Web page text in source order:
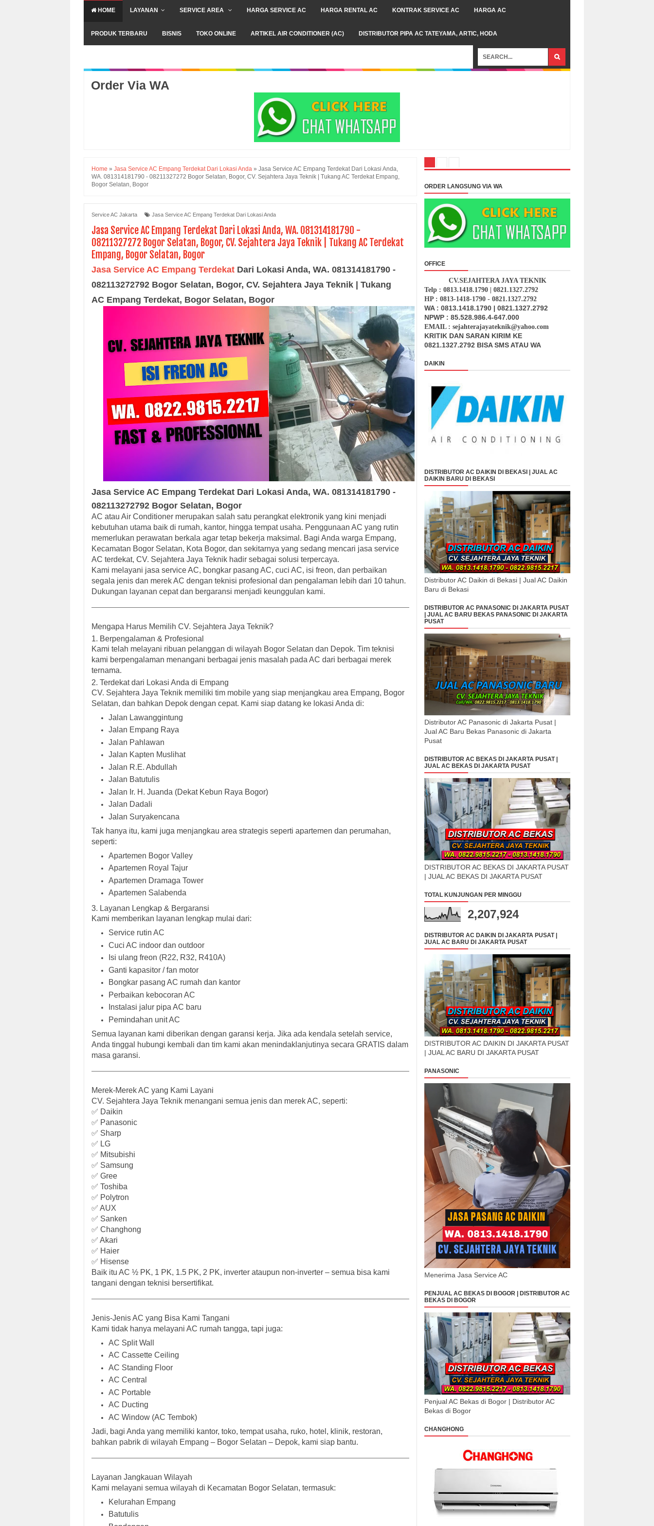
HOME LAYANAN SERVICE AREA HARGA SERVICE AC HARGA RENTAL AC KONTRAK SERVICE AC HARGA AC
PRODUK TERBARU BISNIS TOKO ONLINE ARTIKEL AIR CONDITIONER (AC) DISTRIBUTOR PIPA AC TATEYAMA, ARTIC, HODA
Order Via WA
Home » Jasa Service AC Empang Terdekat Dari Lokasi Anda » Jasa Service AC Empang Terdekat Dari Lokasi Anda,
WA. 081314181790 - 08211327272 Bogor Selatan, Bogor, CV. Sejahtera Jaya Teknik | Tukang AC Terdekat Empang,
Bogor Selatan, Bogor
Service AC Jakarta Jasa Service AC Empang Terdekat Dari Lokasi Anda
Jasa Service AC Empang Terdekat Dari Lokasi Anda, WA. 081314181790 -
08211327272 Bogor Selatan, Bogor, CV. Sejahtera Jaya Teknik | Tukang AC Terdekat
Empang, Bogor Selatan, Bogor
Jasa Service AC Empang Terdekat Dari Lokasi Anda, WA. 081314181790 -
082113272792 Bogor Selatan, Bogor, CV. Sejahtera Jaya Teknik | Tukang
AC Empang Terdekat, Bogor Selatan, Bogor
Jasa Service AC Empang Terdekat Dari Lokasi Anda, WA. 081314181790 -
082113272792 Bogor Selatan, Bogor
AC atau Air Conditioner merupakan salah satu perangkat elektronik yang kini menjadi
kebutuhan utama baik di rumah, kantor, hingga tempat usaha. Penggunaan AC yang rutin
memerlukan perawatan berkala agar tetap bekerja maksimal. Bagi Anda warga Empang,
Kecamatan Bogor Selatan, Kota Bogor, dan sekitarnya yang sedang mencari jasa service
AC terdekat, CV. Sejahtera Jaya Teknik hadir sebagai solusi terpercaya.
Kami melayani jasa service AC, bongkar pasang AC, cuci AC, isi freon, dan perbaikan
segala jenis dan merek AC dengan teknisi profesional dan pengalaman lebih dari 10 tahun.
Dukungan layanan cepat dan bergaransi menjadi keunggulan kami.
Mengapa Harus Memilih CV. Sejahtera Jaya Teknik?
1. Berpengalaman & Profesional
Kami telah melayani ribuan pelanggan di wilayah Bogor Selatan dan Depok. Tim teknisi
kami berpengalaman menangani berbagai jenis masalah pada AC dari berbagai merek
ternama.
2. Terdekat dari Lokasi Anda di Empang
CV. Sejahtera Jaya Teknik memiliki tim mobile yang siap menjangkau area Empang, Bogor
Selatan, dan bahkan Depok dengan cepat. Kami siap datang ke lokasi Anda di:
Jalan Lawanggintung
Jalan Empang Raya
Jalan Pahlawan
Jalan Kapten Muslihat
Jalan R.E. Abdullah
Jalan Batutulis
Jalan Ir. H. Juanda (Dekat Kebun Raya Bogor)
Jalan Dadali
Jalan Suryakencana
Tak hanya itu, kami juga menjangkau area strategis seperti apartemen dan perumahan,
seperti:
Apartemen Bogor Valley
Apartemen Royal Tajur
Apartemen Dramaga Tower
Apartemen Salabenda
3. Layanan Lengkap & Bergaransi
Kami memberikan layanan lengkap mulai dari:
Service rutin AC
Cuci AC indoor dan outdoor
Isi ulang freon (R22, R32, R410A)
Ganti kapasitor / fan motor
Bongkar pasang AC rumah dan kantor
Perbaikan kebocoran AC
Instalasi jalur pipa AC baru
Pemindahan unit AC
Semua layanan kami diberikan dengan garansi kerja. Jika ada kendala setelah service,
Anda tinggal hubungi kembali dan tim kami akan menindaklanjutinya secara GRATIS dalam
masa garansi.
Merek-Merek AC yang Kami Layani
CV. Sejahtera Jaya Teknik menangani semua jenis dan merek AC, seperti:
✅ Daikin
✅ Panasonic
✅ Sharp
✅ LG
✅ Mitsubishi
✅ Samsung
✅ Gree
✅ Toshiba
✅ Polytron
✅ AUX
✅ Sanken
✅ Changhong
✅ Akari
✅ Haier
✅ Hisense
Baik itu AC ½ PK, 1 PK, 1.5 PK, 2 PK, inverter ataupun non-inverter – semua bisa kami
tangani dengan teknisi bersertifikat.
Jenis-Jenis AC yang Bisa Kami Tangani
Kami tidak hanya melayani AC rumah tangga, tapi juga:
AC Split Wall
AC Cassette Ceiling
AC Standing Floor
AC Central
AC Portable
AC Ducting
AC Window (AC Tembok)
Jadi, bagi Anda yang memiliki kantor, toko, tempat usaha, ruko, hotel, klinik, restoran,
bahkan pabrik di wilayah Empang – Bogor Selatan – Depok, kami siap bantu.
Layanan Jangkauan Wilayah
Kami melayani semua wilayah di Kecamatan Bogor Selatan, termasuk:
Kelurahan Empang
Batutulis
ORDER LANGSUNG VIA WA
OFFICE
CV.SEJAHTERA JAYA TEKNIK
Telp : 0813.1418.1790 | 0821.1327.2792
HP : 0813-1418-1790 - 0821.1327.2792
WA : 0813.1418.1790 | 0821.1327.2792
NPWP : 85.528.986.4-647.000
EMAIL : sejahterajayateknik@yahoo.com
KRITIK DAN SARAN KIRIM KE
0821.1327.2792 BISA SMS ATAU WA
DAIKIN
DISTRIBUTOR AC DAIKIN DI BEKASI | JUAL AC
DAIKIN BARU DI BEKASI
Distributor AC Daikin di Bekasi | Jual AC Daikin
Baru di Bekasi
DISTRIBUTOR AC PANASONIC DI JAKARTA PUSAT
| JUAL AC BARU BEKAS PANASONIC DI JAKARTA
PUSAT
Distributor AC Panasonic di Jakarta Pusat |
Jual AC Baru Bekas Panasonic di Jakarta
Pusat
DISTRIBUTOR AC BEKAS DI JAKARTA PUSAT |
JUAL AC BEKAS DI JAKARTA PUSAT
DISTRIBUTOR AC BEKAS DI JAKARTA PUSAT
| JUAL AC BEKAS DI JAKARTA PUSAT
TOTAL KUNJUNGAN PER MINGGU
2,207,924
DISTRIBUTOR AC DAIKIN DI JAKARTA PUSAT |
JUAL AC BARU DI JAKARTA PUSAT
DISTRIBUTOR AC DAIKIN DI JAKARTA PUSAT
| JUAL AC BARU DI JAKARTA PUSAT
PANASONIC
Menerima Jasa Service AC
PENJUAL AC BEKAS DI BOGOR | DISTRIBUTOR AC
BEKAS DI BOGOR
Penjual AC Bekas di Bogor | Distributor AC
Bekas di Bogor
CHANGHONG